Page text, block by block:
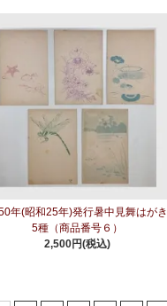
年(昭和25年)発行暑中見舞はがき
5種（商品番号６）
2,500円(税込)